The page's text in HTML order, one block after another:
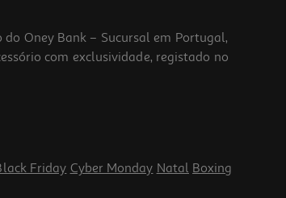
Oney Bank – Sucursal em Portugal,
com exclusividade, registado no
Friday Cyber Monday Natal Boxing